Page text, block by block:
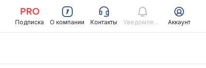
Подписка О компании Контакты Уведомления Аккаунт